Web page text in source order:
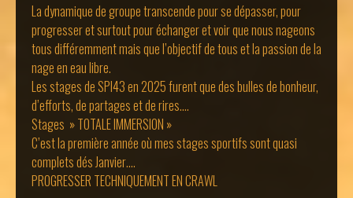
La dynamique de groupe transcende pour se dépasser, pour
progresser et surtout pour échanger et voir que nous nageons
tous différemment mais que l’objectif de tous et la passion de la
nage en eau libre.
Les stages de SPI43 en 2025 furent que des bulles de bonheur,
d’efforts, de partages et de rires….
Stages » TOTALE IMMERSION »
C’est la première année où mes stages sportifs sont quasi
complets dés Janvier….
PROGRESSER TECHNIQUEMENT EN CRAWL